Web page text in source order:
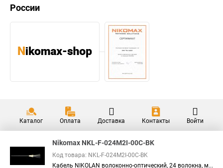
России
Каталог Оплата Доставка Контакты Войти
Nikomax NKL-F-024M2I-00C-BK
Код товара: NKL-F-024M2I-00C-BK
Кабель NIKOLAN волоконно-оптический, 24 волокна, м...